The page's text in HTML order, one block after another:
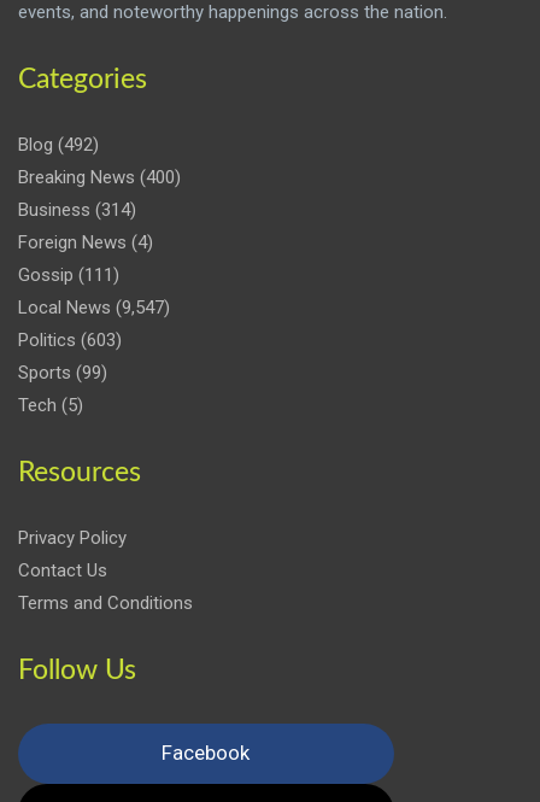
events, and noteworthy happenings across the nation.
Categories
Blog (492)
Breaking News (400)
Business (314)
Foreign News (4)
Gossip (111)
Local News (9,547)
Politics (603)
Sports (99)
Tech (5)
Resources
Privacy Policy
Contact Us
Terms and Conditions
Follow Us
Facebook